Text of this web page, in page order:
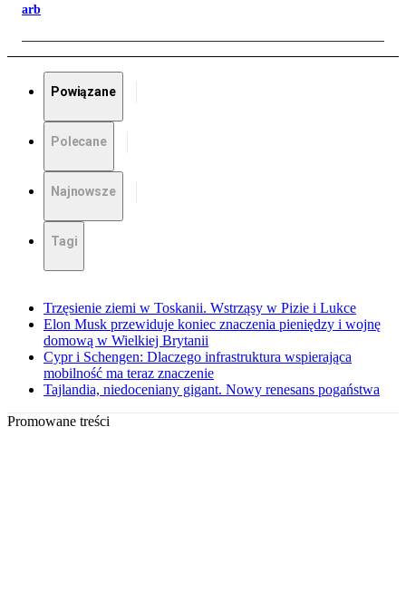
arb
Powiązane
Polecane
Najnowsze
Tagi
Trzęsienie ziemi w Toskanii. Wstrząsy w Pizie i Lukce
Elon Musk przewiduje koniec znaczenia pieniędzy i wojnę
domową w Wielkiej Brytanii
Cypr i Schengen: Dlaczego infrastruktura wspierająca
mobilność ma teraz znaczenie
Tajlandia, niedoceniany gigant. Nowy renesans pogaństwa
Promowane treści